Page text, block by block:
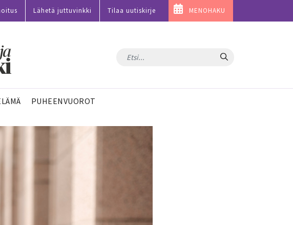
Lähetä juttuvinkki Tilaa uutiskirje MENOHAKU
Hae
PUHEENVUOROT